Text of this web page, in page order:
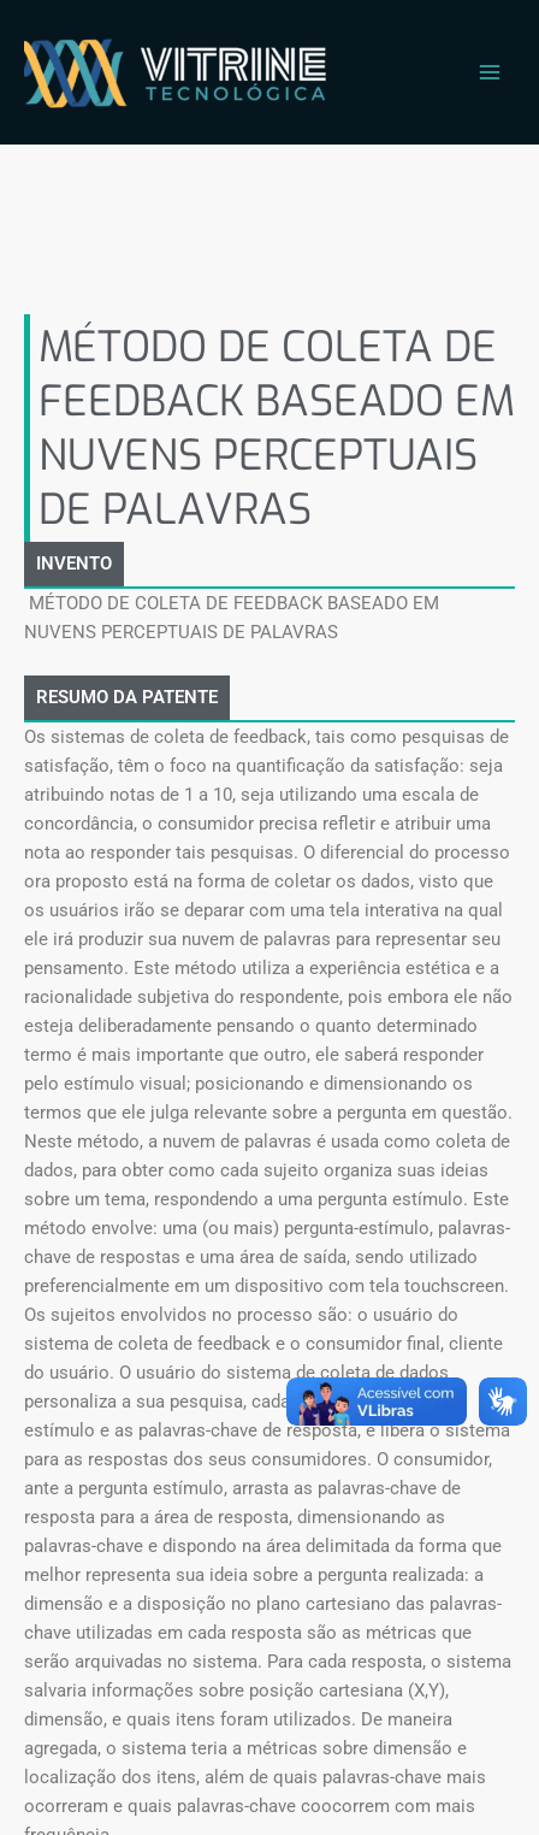
para
conteúdo
MÉTODO DE COLETA DE
FEEDBACK BASEADO EM
NUVENS PERCEPTUAIS
DE PALAVRAS
INVENTO
MÉTODO DE COLETA DE FEEDBACK BASEADO EM
NUVENS PERCEPTUAIS DE PALAVRAS
RESUMO DA PATENTE
Os sistemas de coleta de feedback, tais como pesquisas de
satisfação, têm o foco na quantificação da satisfação: seja
atribuindo notas de 1 a 10, seja utilizando uma escala de
concordância, o consumidor precisa refletir e atribuir uma
nota ao responder tais pesquisas. O diferencial do processo
ora proposto está na forma de coletar os dados, visto que
os usuários irão se deparar com uma tela interativa na qual
ele irá produzir sua nuvem de palavras para representar seu
pensamento. Este método utiliza a experiência estética e a
racionalidade subjetiva do respondente, pois embora ele não
esteja deliberadamente pensando o quanto determinado
termo é mais importante que outro, ele saberá responder
pelo estímulo visual; posicionando e dimensionando os
termos que ele julga relevante sobre a pergunta em questão.
Neste método, a nuvem de palavras é usada como coleta de
dados, para obter como cada sujeito organiza suas ideias
sobre um tema, respondendo a uma pergunta estímulo. Este
método envolve: uma (ou mais) pergunta-estímulo, palavras-
chave de respostas e uma área de saída, sendo utilizado
preferencialmente em um dispositivo com tela touchscreen.
Os sujeitos envolvidos no processo são: o usuário do
sistema de coleta de feedback e o consumidor final, cliente
do usuário. O usuário do sistema de coleta de dados
personaliza a sua pesquisa, cadastrando a pergunta-
estímulo e as palavras-chave de resposta, e libera o sistema
para as respostas dos seus consumidores. O consumidor,
ante a pergunta estímulo, arrasta as palavras-chave de
resposta para a área de resposta, dimensionando as
palavras-chave e dispondo na área delimitada da forma que
melhor representa sua ideia sobre a pergunta realizada: a
dimensão e a disposição no plano cartesiano das palavras-
chave utilizadas em cada resposta são as métricas que
serão arquivadas no sistema. Para cada resposta, o sistema
salvaria informações sobre posição cartesiana (X,Y),
dimensão, e quais itens foram utilizados. De maneira
agregada, o sistema teria a métricas sobre dimensão e
localização dos itens, além de quais palavras-chave mais
ocorreram e quais palavras-chave coocorrem com mais